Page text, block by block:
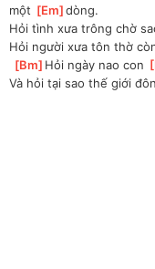
một [Em ]
dòng.
Hỏi tình xưa trông chờ
Hỏi người xưa tôn thờ
[Bm ]Hỏi ngày nao con [
Và hỏi tại sao thế giới